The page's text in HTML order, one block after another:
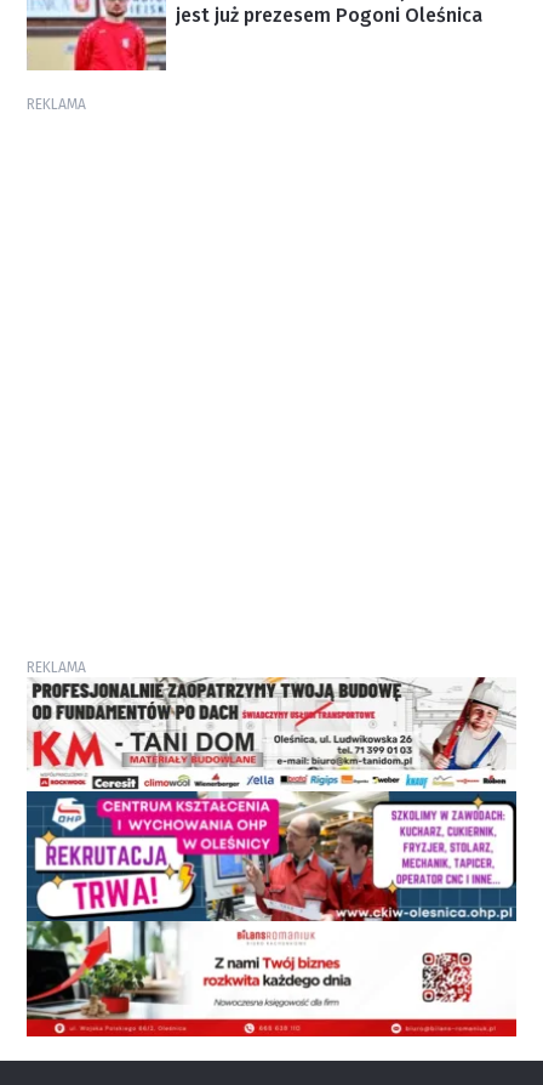
jest już prezesem Pogoni Oleśnica
REKLAMA
REKLAMA